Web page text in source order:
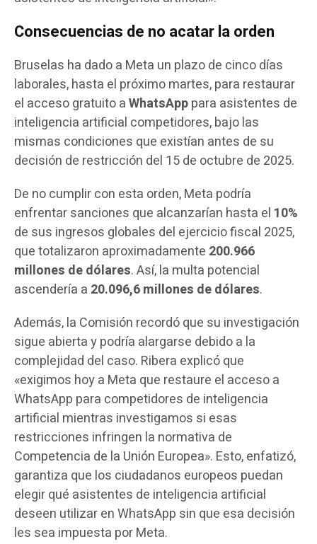
Consecuencias de no acatar la orden
Bruselas ha dado a Meta un plazo de cinco días
laborales, hasta el próximo martes, para restaurar
el acceso gratuito aWhatsApppara asistentes de
inteligencia artificial competidores, bajo las
mismas condiciones que existían antes de su
decisión de restricción del 15 de octubre de 2025.
De no cumplir con esta orden, Meta podría
enfrentar sanciones que alcanzarían hasta el 10%
de sus ingresos globales del ejercicio fiscal 2025,
que totalizaron aproximadamente 200.966
millones de dólares. Así, la multa potencial
ascendería a 20.096,6 millones de dólares.
Además, la Comisión recordó que su investigación
sigue abierta y podría alargarse debido a la
complejidad del caso. Ribera explicó que
«exigimos hoy a Meta que restaure el acceso a
WhatsApp para competidores de inteligencia
artificial mientras investigamos si esas
restricciones infringen la normativa de
Competencia de la Unión Europea». Esto, enfatizó,
garantiza que los ciudadanos europeos puedan
elegir qué asistentes de inteligencia artificial
deseen utilizar en WhatsApp sin que esa decisión
les sea impuesta por Meta.